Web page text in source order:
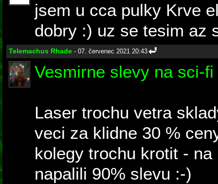
jsem u cca pulky Krve
dobry :) uz se tesim az
Telemachus Rhade - 07. červenec 2021 20:43
Vesmirne slevy na sci-
Laser trochu vetra
veci za klidne 30 %
kolegy trochu krotit -
napalili 90% slevu :-)